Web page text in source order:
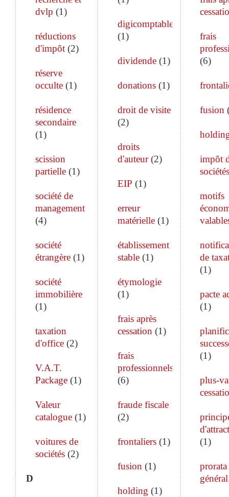
dvlp (1)
réductions
d'impôt (2)
réserve
occulte (1)
résidence
secondaire
(1)
scission
partielle (1)
société de
management
(4)
société
étrangère (1)
société
immobilière
(1)
taxation
d'office (2)
V.A.T.
Package (1)
Valeur
catalogue (1)
voitures de
sociétés (2)
D
digicomptable
(1)
dividende(1)
donations(1)
droit de visite
(2)
droits
d'auteur(2)
EIP (1)
erreur
matérielle(1)
établissement
stable(1)
étymologie
(1)
frais après
cessation (1)
frais
professionnels
(6)
fraude fiscale
(2)
frontaliers(1)
fusion (1)
holding (1)
frais
(6)
fusion
impôt
sociétés
motifs
de
(1)
pacte
(1)
(1)
plus-
(1)
prorata
général